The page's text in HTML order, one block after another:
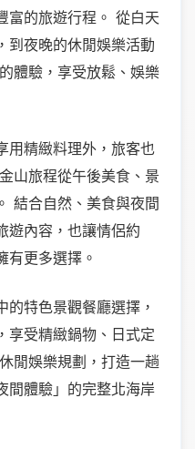
富的旅遊行程。 從白天
到夜晚的休閒娛樂活動
體驗，享受放鬆、娛樂
用精緻料理外，旅客也
山旅程從午後美食、景
結合自然、美食與夜間
遊內容，也讓情侶約
有更多選擇。
特色景觀餐廳選擇，
享受精緻鍋物、日式定
閒娛樂規劃，打造一趟
間體驗」的完整北海岸